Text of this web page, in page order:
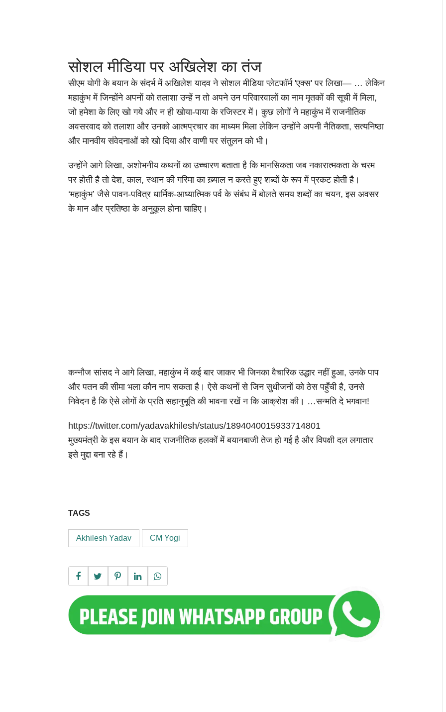
सोशल मीडिया पर अखिलेश का तंज
सीएम योगी के बयान के संदर्भ में अखिलेश यादव ने सोशल मीडिया प्लेटफॉर्म 'एक्स' पर लिखा— … लेकिन
महाकुंभ में जिन्होंने अपनों को तलाशा उन्हें न तो अपने उन परिवारवालों का नाम मृतकों की सूची में मिला,
जो हमेशा के लिए खो गये और न ही खोया-पाया के रजिस्टर में। कुछ लोगों ने महाकुंभ में राजनीतिक
अवसरवाद को तलाशा और उनको आत्मप्रचार का माध्यम मिला लेकिन उन्होंने अपनी नैतिकता, सत्यनिष्ठा
और मानवीय संवेदनाओं को खो दिया और वाणी पर संतुलन को भी।
उन्होंने आगे लिखा, अशोभनीय कथनों का उच्चारण बताता है कि मानसिकता जब नकारात्मकता के चरम
पर होती है तो देश, काल, स्थान की गरिमा का ख़्याल न करते हुए शब्दों के रूप में प्रकट होती है।
‘महाकुंभ’ जैसे पावन-पवित्र धार्मिक-आध्यात्मिक पर्व के संबंध में बोलते समय शब्दों का चयन, इस अवसर
के मान और प्रतिष्ठा के अनुकूल होना चाहिए।
कन्नौज सांसद ने आगे लिखा, महाकुंभ में कई बार जाकर भी जिनका वैचारिक उद्धार नहीं हुआ, उनके पाप
और पतन की सीमा भला कौन नाप सकता है। ऐसे कथनों से जिन सुधीजनों को ठेस पहुँची है, उनसे
निवेदन है कि ऐसे लोगों के प्रति सहानुभूति की भावना रखें न कि आक्रोश की। …सन्मति दे भगवान!
https://twitter.com/yadavakhilesh/status/1894040015933714801
मुख्यमंत्री के इस बयान के बाद राजनीतिक हलकों में बयानबाजी तेज हो गई है और विपक्षी दल लगातार
इसे मुद्दा बना रहे हैं।
TAGS
Akhilesh Yadav CM Yogi